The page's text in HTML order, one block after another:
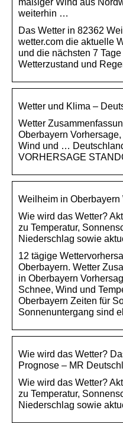
weiterhin …
Das Wetter in 82362
wetter.com die aktuelle
und die nächsten 7
Wetterzustand und
Wetter und Klima –
Wetter
Oberbayern
Wind und …
VORHERSAGE
Weilheim in Oberbayern
Wie wird das Wetter?
zu Temperatur,
Niederschlag sowie
12 tägige
Oberbayern. Wetter
in Oberbayern
Schnee, Wind und
Oberbayern Zeiten für
Sonnenuntergang sind
Wie wird das Wetter?
Prognose – MR
Wie wird das Wetter?
zu Temperatur,
Niederschlag sowie